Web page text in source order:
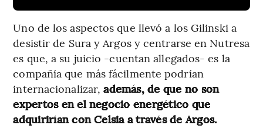
Uno de los aspectos que llevó a los Gilinski a
desistir de Sura y Argos y centrarse en Nutresa
es que, a su juicio -cuentan allegados- es la
compañía que más fácilmente podrían
internacionalizar,además, de que no son
expertos en el negocio energético que
adquirirían con Celsia a través de Argos.